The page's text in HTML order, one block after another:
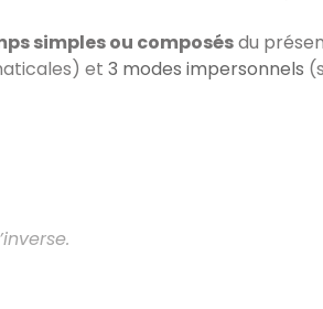
simples ou composésdu
et 3 modes impersonnels